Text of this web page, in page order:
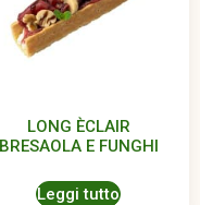
LONG ÈCLAIR
BRESAOLA E FUNGHI
Leggi tutto